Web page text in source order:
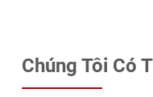
Chúng Tôi Có